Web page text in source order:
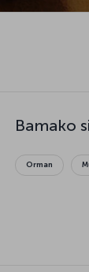
Bamako
Orman